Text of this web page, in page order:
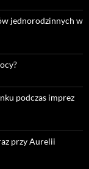
jednorodzinnych w
podczas imprez
przy Aurelii